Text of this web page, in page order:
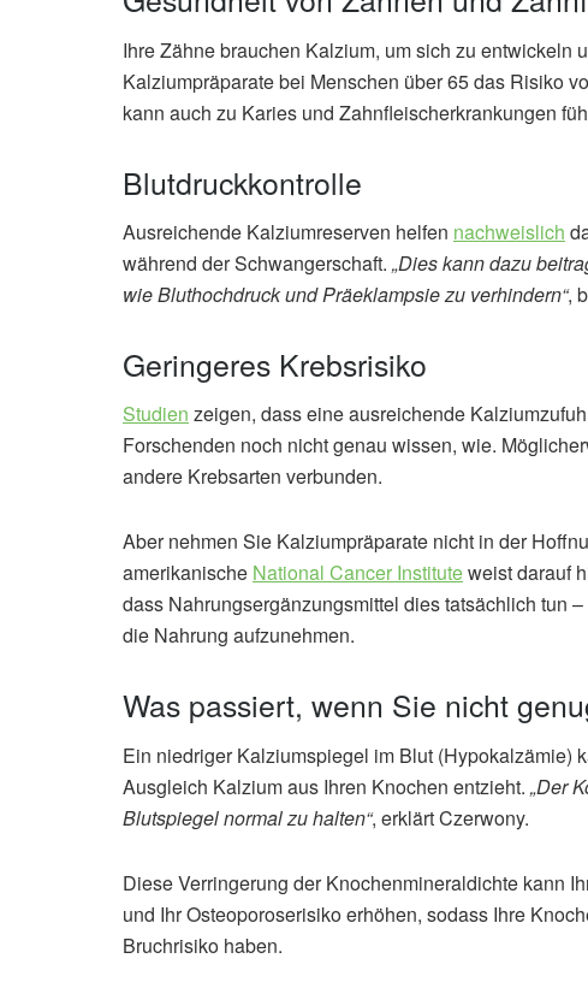
Ihre Zähne brauchen Kalzium, um sich zu entwickeln
Kalziumpräparate bei Menschen über 65 das Risiko
kann auch zu Karies und Zahnfleischerkrankungen
Blutdruckkontrolle
Ausreichende Kalziumreserven helfen nachweislich
während der Schwangerschaft. „Dies kann dazu
wie Bluthochdruck und Präeklampsie zu verhindern“,
Geringeres Krebsrisiko
Studien zeigen, dass eine ausreichende
Forschenden noch nicht genau wissen, wie.
andere Krebsarten verbunden.
Aber nehmen Sie Kalziumpräparate nicht in der
amerikanische National Cancer Instituteweist darauf
dass Nahrungsergänzungsmittel dies tatsächlich tun
die Nahrung aufzunehmen.
Was passiert, wenn Sie nicht
Ein niedriger Kalziumspiegel im Blut (Hypokalzämie)
Ausgleich Kalzium aus Ihren Knochen entzieht. „Der
Blutspiegel normal zu halten“, erklärt Czerwony.
Diese Verringerung der Knochenmineraldichte kann
und Ihr Osteoporoserisiko erhöhen, sodass Ihre
Bruchrisiko haben.